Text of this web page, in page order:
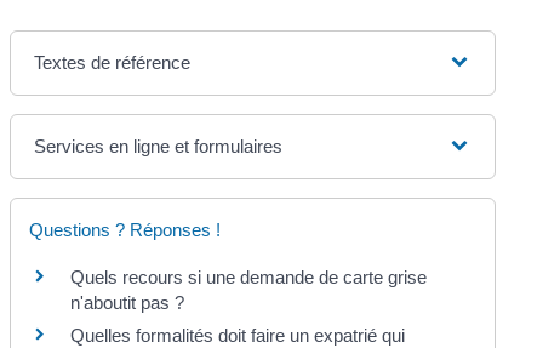
Textes de référence
Services en ligne et formulaires
Questions ? Réponses !
Quels recours si une demande de carte grise
n'aboutit pas ?
Quelles formalités doit faire un expatrié qui